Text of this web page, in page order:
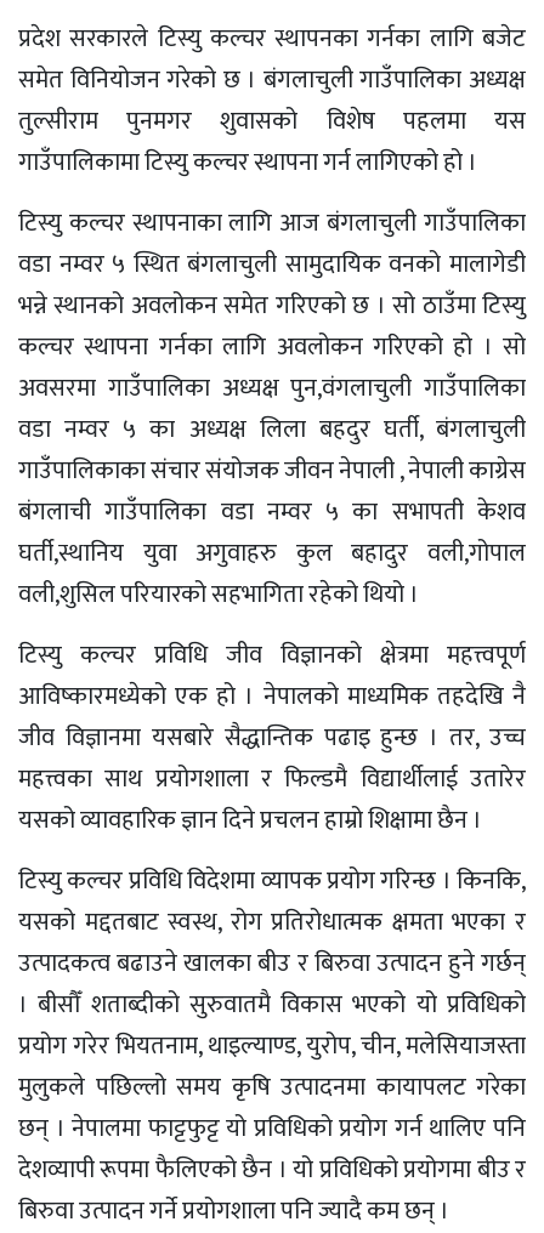
प्रदेश सरकारले टिस्यु कल्चर स्थापनका गर्नका लागि बजेट
समेत विनियोजन गरेको छ । बंगलाचुली गाउँपालिका अध्यक्ष
तुल्सीराम पुनमगर शुवासको विशेष पहलमा यस
गाउँपालिकामा टिस्यु कल्चर स्थापना गर्न लागिएको हो ।
टिस्यु कल्चर स्थापनाका लागि आज बंगलाचुली गाउँपालिका
वडा नम्वर ५ स्थित बंगलाचुली सामुदायिक वनको मालागेडी
भन्ने स्थानको अवलोकन समेत गरिएको छ । सो ठाउँमा टिस्यु
कल्चर स्थापना गर्नका लागि अवलोकन गरिएको हो । सो
अवसरमा गाउँपालिका अध्यक्ष पुन,वंगलाचुली गाउँपालिका
वडा नम्वर ५ का अध्यक्ष लिला बहदुर घर्ती, बंगलाचुली
गाउँपालिकाका संचार संयोजक जीवन नेपाली , नेपाली काग्रेस
बंगलाची गाउँपालिका वडा नम्वर ५ का सभापती केशव
घर्ती,स्थानिय युवा अगुवाहरु कुल बहादुर वली,गोपाल
वली,शुसिल परियारको सहभागिता रहेको थियो ।
टिस्यु कल्चर प्रविधि जीव विज्ञानको क्षेत्रमा महत्त्वपूर्ण
आविष्कारमध्येको एक हो । नेपालको माध्यमिक तहदेखि नै
जीव विज्ञानमा यसबारे सैद्धान्तिक पढाइ हुन्छ । तर, उच्च
महत्त्वका साथ प्रयोगशाला र फिल्डमै विद्यार्थीलाई उतारेर
यसको व्यावहारिक ज्ञान दिने प्रचलन हाम्रो शिक्षामा छैन ।
टिस्यु कल्चर प्रविधि विदेशमा व्यापक प्रयोग गरिन्छ । किनकि,
यसको मद्दतबाट स्वस्थ, रोग प्रतिरोधात्मक क्षमता भएका र
उत्पादकत्व बढाउने खालका बीउ र बिरुवा उत्पादन हुने गर्छन्
। बीसौँ शताब्दीको सुरुवातमै विकास भएको यो प्रविधिको
प्रयोग गरेर भियतनाम, थाइल्याण्ड, युरोप, चीन, मलेसियाजस्ता
मुलुकले पछिल्लो समय कृषि उत्पादनमा कायापलट गरेका
छन् । नेपालमा फाट्टफुट्ट यो प्रविधिको प्रयोग गर्न थालिए पनि
देशव्यापी रूपमा फैलिएको छैन । यो प्रविधिको प्रयोगमा बीउ र
बिरुवा उत्पादन गर्ने प्रयोगशाला पनि ज्यादै कम छन् ।